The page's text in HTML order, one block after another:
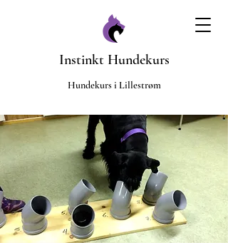
Instinkt Hundekurs
​Hundekurs i Lillestrøm